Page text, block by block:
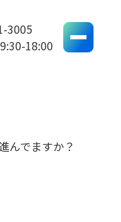
3005
18:00
んでますか？